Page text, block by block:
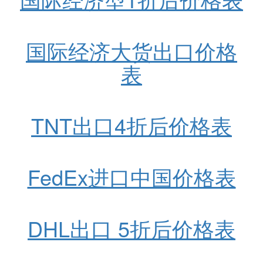
国际经济大货出口价格
表
TNT出口4折后价格表
FedEx进口中国价格表
DHL出口 5折后价格表